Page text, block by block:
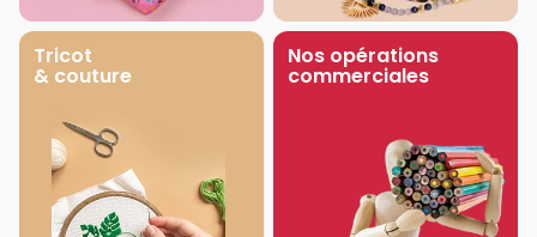
Tricot
& couture
Nos opérations
commerciales